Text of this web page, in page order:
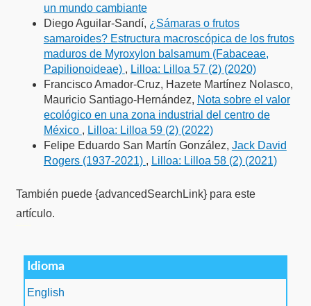
un mundo cambiante
Diego Aguilar-Sandí, ¿Sámaras o frutos
samaroides? Estructura macroscópica de los frutos
maduros de Myroxylon balsamum (Fabaceae,
Papilionoideae) , Lilloa: Lilloa 57 (2) (2020)
Francisco Amador-Cruz, Hazete Martínez Nolasco,
Mauricio Santiago-Hernández, Nota sobre el valor
ecológico en una zona industrial del centro de
México , Lilloa: Lilloa 59 (2) (2022)
Felipe Eduardo San Martín González, Jack David
Rogers (1937-2021) , Lilloa: Lilloa 58 (2) (2021)
También puede {advancedSearchLink} para este
artículo.
Idioma
English